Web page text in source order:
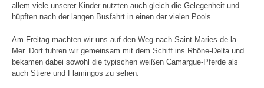
allem viele unserer Kinder nutzten auch gleich die Gelegenheit und
hüpften nach der langen Busfahrt in einen der vielen Pools.
Am Freitag machten wir uns auf den Weg nach Saint-Maries-de-la-
Mer. Dort fuhren wir gemeinsam mit dem Schiff ins Rhône-Delta und
bekamen dabei sowohl die typischen weißen Camargue-Pferde als
auch Stiere und Flamingos zu sehen.